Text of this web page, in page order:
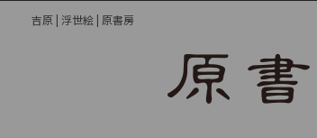
吉原 | 浮世絵 | 原書房